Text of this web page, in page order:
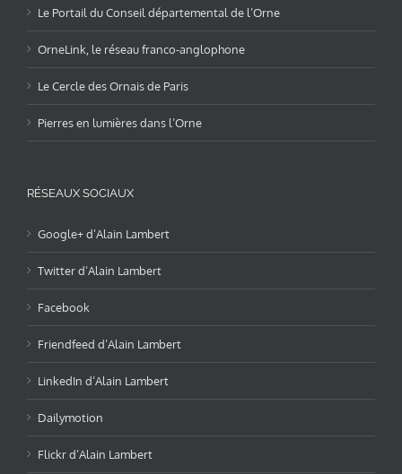
Le Portail du Conseil départemental de l’Orne
OrneLink, le réseau franco-anglophone
Le Cercle des Ornais de Paris
Pierres en lumières dans l’Orne
RÉSEAUX SOCIAUX
Google+ d’Alain Lambert
Twitter d’Alain Lambert
Facebook
Friendfeed d’Alain Lambert
LinkedIn d’Alain Lambert
Dailymotion
Flickr d’Alain Lambert